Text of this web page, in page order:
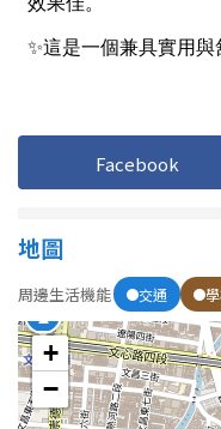
21樓以上
格局
不拘
2房
Facebook
地圖
周邊生活機能 交通
+
−